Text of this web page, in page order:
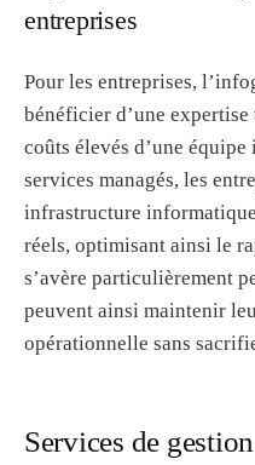
entreprises
Pour les entreprises,
bénéficier d’une
coûts élevés d’une
services managés, les
infrastructure
réels, optimisant ainsi le
s’avère particulièrement
peuvent ainsi maintenir
opérationnelle sans
Services de